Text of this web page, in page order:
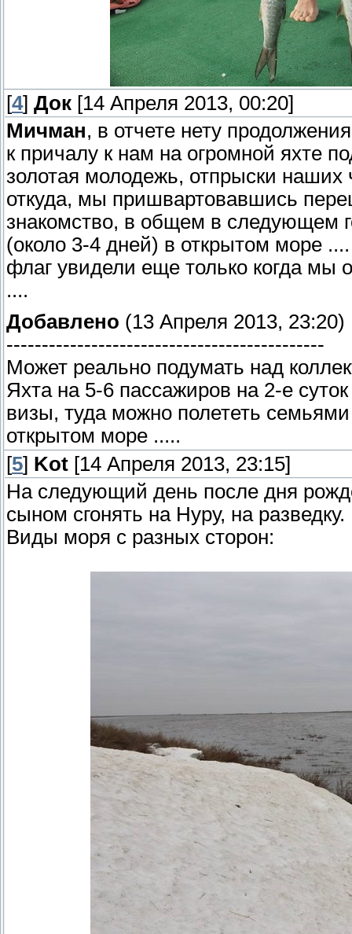
[4] Док [14 Апреля 2013, 00:20]
Мичман, в отчете нету
к причалу к нам на огромной яхте
золотая молодежь, отпрыски
откуда, мы пришвартовавшись
знакомство, в общем в следующем
(около 3-4 дней) в открытом море ....
флаг увидели еще только когда мы
....
Добавлено (13 Апреля 2013, 23:20)
---------------------------------------------
Может реально подумать над
Яхта на 5-6 пассажиров на 2-е
визы, туда можно полететь
открытом море .....
[5] Kot [14 Апреля 2013, 23:15]
На следующий день после дня
сыном сгонять на Нуру, на
Виды моря с разных сторон: